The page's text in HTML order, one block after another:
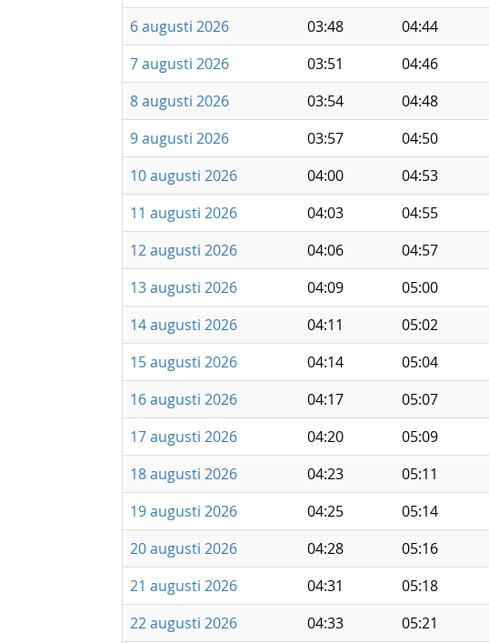
6 augusti 2026
03:48 04:44
7 augusti 2026
03:51 04:46
8 augusti 2026
03:54 04:48
9 augusti 2026
03:57 04:50
10 augusti 2026
04:00 04:53
11 augusti 2026
04:03 04:55
12 augusti 2026
04:06 04:57
13 augusti 2026
04:09 05:00
14 augusti 2026
04:11 05:02
15 augusti 2026
04:14 05:04
16 augusti 2026
04:17 05:07
17 augusti 2026
04:20 05:09
18 augusti 2026
04:23 05:11
19 augusti 2026
04:25 05:14
20 augusti 2026
04:28 05:16
21 augusti 2026
04:31 05:18
22 augusti 2026
04:33 05:21